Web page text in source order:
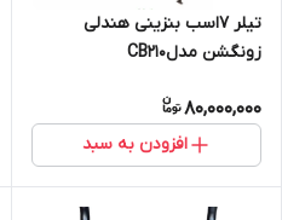
تیلر 7اسب بنزینی هندلی
زونگشن مدلCB210
80,000,000
افزودن به سبد